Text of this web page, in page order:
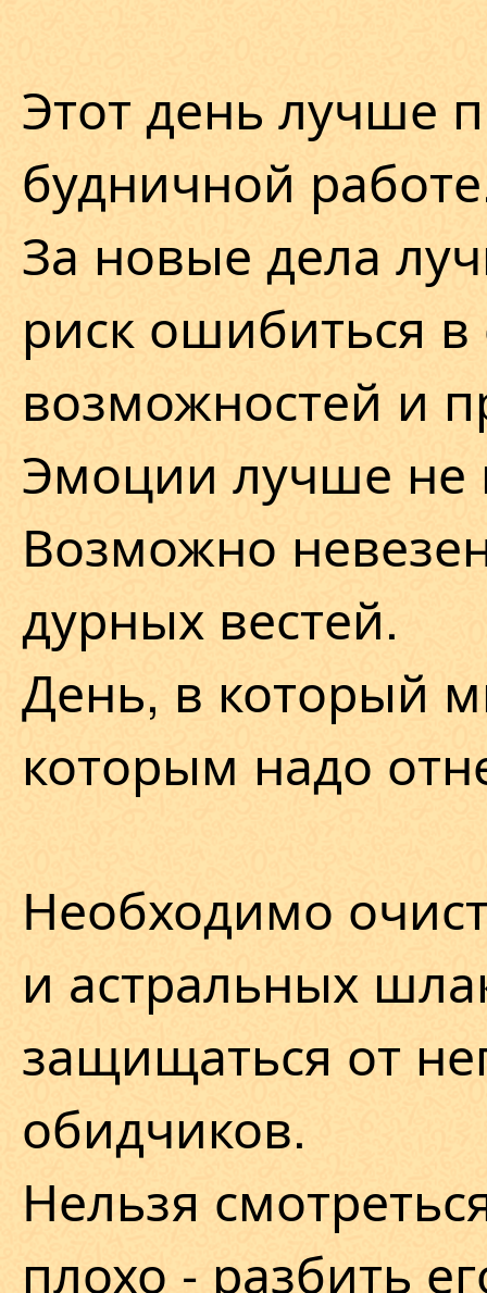
Этот день лучше
будничной
За новые дела
риск ошибиться в
возможностей и
Эмоции лучше не
Возможно
дурных вестей.
День, в который
которым надо
Необходимо
и астральных
защищаться от
обидчиков.
Нельзя
плохо - разбить